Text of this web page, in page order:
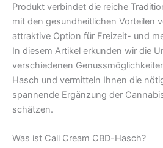
Produkt verbindet die reiche
mit den gesundheitlichen Vorteilen
attraktive Option für Freizeit- und
In diesem Artikel erkunden wir die
verschiedenen
Hasch und vermitteln Ihnen die
spannende Ergänzung der
schätzen.
Was ist Cali Cream CBD-Hasch?